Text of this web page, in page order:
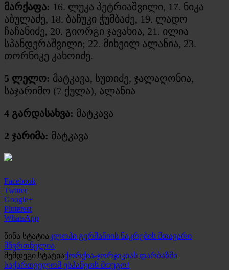
მარქაფა: 16. ლუკა პეტრიაშვილი, 17. ნიკა
აბულაძე, 18. ბაჩუკი ჭუმბაძე, 19. ლადო
ჩაჩანიძე, 20. გიორგი ჯავახია, 21. ილია
სპანდერაშვილი; 22. მიხეილ ალანია, 23.
თორნიკე კახოიძე.
5 ლელო: მატკავა, სუთიძე, ჯალაღონია,
საჯარიმო (7 ქულა), ალანია
4 გარდასახვა: მატკავა
2 ჯარიმა: მატკავა
Facebook
Twitter
Google+
Pinterest
WhatsApp
წინა სტატიაკლოპი გერმანიის ნაკრების მთავარი
მწვრთნელია
შემდეგი სტატიაქორქია-ჯორჯიკიას დარბაზში
საქართველომ ესპანეთს მოუგო!